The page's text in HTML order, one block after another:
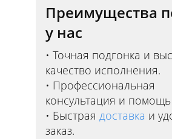
Преимущества
у нас
Точная подгонка и
качество исполнения.
Профессиональная
консультация и
Быстрая доставка и
заказ.